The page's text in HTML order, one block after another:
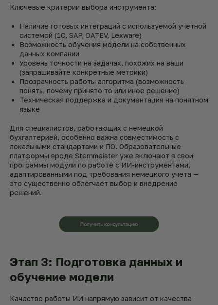
Ключевые критерии выбора инструмента:
Наличие готовых интеграций с используемой учетной
системой (1С, SAP, DATEV, Lexware)
Возможность обучения модели на собственных
данных компании
Уровень точности на задачах, похожих на ваши
(запрашивайте конкретные метрики)
Прозрачность работы алгоритма (возможность
понять, почему принято то или иное решение)
Техническая поддержка и документация на понятном
языке
Для специалистов, работающих с немецкой
бухгалтерией, особенно важна совместимость с
локальными стандартами и ПО. Образовательные
платформы вроде Sternmeister уже включают в свои
программы модули по работе с ИИ-инструментами,
адаптированными под требования немецкого учета —
это существенно облегчает выбор и внедрение
решений.
Этап 3: Подготовка данных и
обучение модели
Качество работы ИИ напрямую зависит от качества